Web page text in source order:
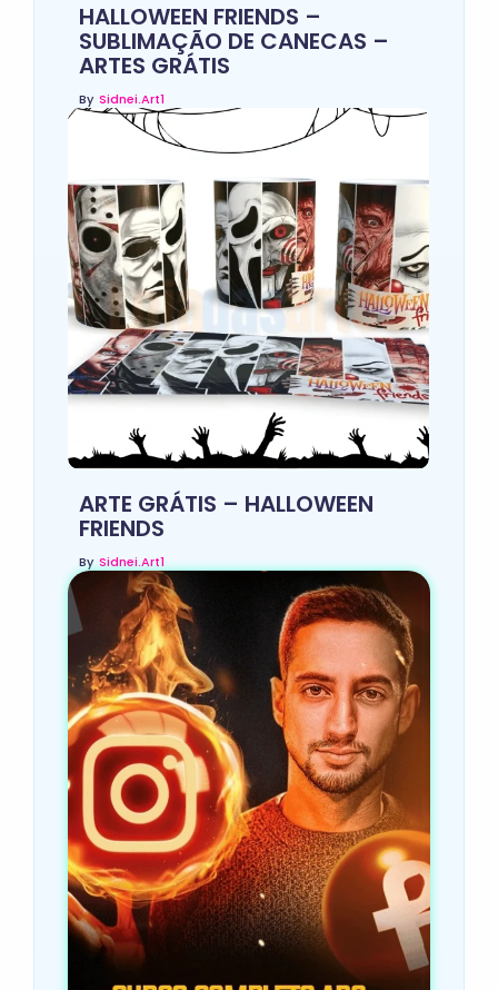
HALLOWEEN FRIENDS –
SUBLIMAÇÃO DE CANECAS –
ARTES GRÁTIS
By Sidnei.art1
ARTE GRÁTIS – HALLOWEEN
FRIENDS
By Sidnei.art1